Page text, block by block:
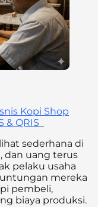
Kopi Shop
& QRIS
sederhana di
dan uang terus
pelaku usaha
mereka
pembeli,
biaya produksi.